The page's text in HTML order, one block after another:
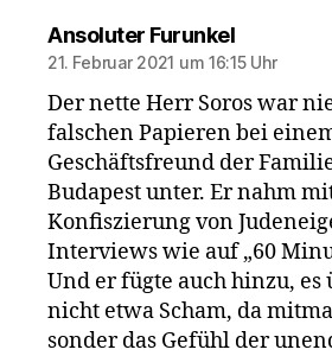
Ansoluter Furunkelsagt:
21. Februar 2021 um 16:15 Uhr
Der nette Herr Soros war
falschen Papieren bei
Geschäftsfreund der
Budapest unter. Er nahm
Konfiszierung von
Interviews wie auf „60
Und er fügte auch hinzu,
nicht etwa Scham, da
sonder das Gefühl der